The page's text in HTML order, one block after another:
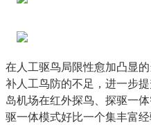
在人工驱鸟局限性愈加凸显
补人工鸟防的不足，进一步
岛机场在红外探鸟、探驱一
驱一体模式好比一个集丰富